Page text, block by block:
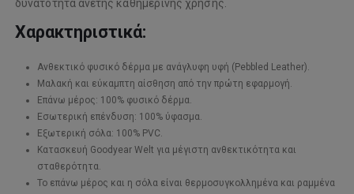
δυνατότητα άνετης καθημερινής χρήσης.
Χαρακτηριστικά:
Ανθεκτικό φυσικό δέρμα με ανάγλυφη υφή (Pebbled Leather).
Μαλακή και εύκαμπτη αίσθηση από την πρώτη εφαρμογή.
Επάνω μέρος: 100% φυσικό δέρμα.
Εσωτερική επένδυση: 100% ύφασμα.
Εξωτερική σόλα: 100% PVC.
Κατασκευή Goodyear Welt για μέγιστη ανθεκτικότητα και
σταθερότητα.
Το επάνω μέρος και η σόλα είναι θερμοσυγκολλημένα και ραμμένα